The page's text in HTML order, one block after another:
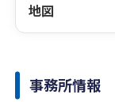
地図
事務所情報